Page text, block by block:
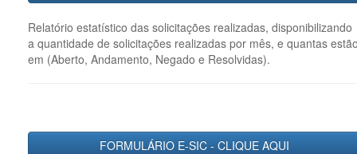
Relatório estatístico das solicitações realizadas, disponibilizando
a quantidade de solicitações realizadas por mês, e quantas
em (Aberto, Andamento, Negado e Resolvidas).
FORMULÁRIO E-SIC - CLIQUE AQUI